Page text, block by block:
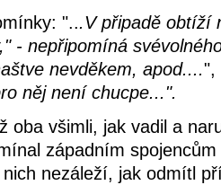
"...V připadě obtíží
- nepřipomíná
nevděkem, apod....",
něj není chucpe...".
všimli, jak vadil a
západním
nezáleží, jak odmítl